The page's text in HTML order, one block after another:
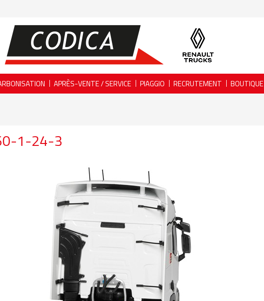
APRÈS-VENTE / SERVICE PIAGGIO RECRUTEMENT BOUTIQUE
1-24-3